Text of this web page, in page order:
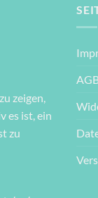
zeigen,
es ist, ein
zu